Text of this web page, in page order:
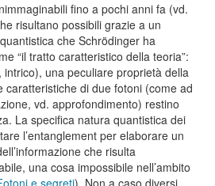
fino a pochi anni fa (vd.
risultano possibili grazie a un
che Schrödinger ha
“il tratto caratteristico della teoria”:
intrico), una peculiare proprietà della
caratteristiche di due fotoni (come ad
vd. approfondimento) restino
La specifica natura quantistica dei
l’entanglement per elaborare un
che risulta
una cosa impossibile nell’ambito
e segreti). Non a caso diversi